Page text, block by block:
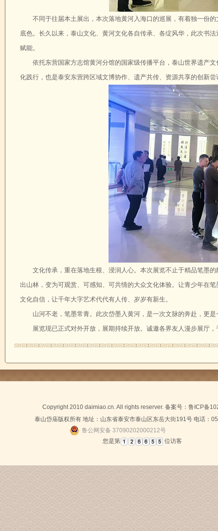
不同于往届本土展出，本次落地黄河入海口的巡展，有着独一份
底色。长久以来，泰山文化、黄河文化各自传承、各绽风华，此次书
赋能。
依托东营国家方志馆黄河分馆的国家级传播平台，泰山世界遗产
化践行，也是泰安东营跨区域文博协作、遗产共传、资源共享的创新
文化传承，重在落地生根、浸润人心。本次展览不止于精品笔墨
出山林，变为可观赏、可感知、可共情的大众文化体验。让青少年在
文化自信，让千年大字艺术代代有人传、岁岁有新生。
山河不老，笔墨常青。此次岱墨入黄河，是一次文脉的奔赴，更
展览现已正式对外开放，展期持续开放。诚邀各界友人漫步展厅
Copyright 2010 daimiao.cn. All rights reserver. 备案号： 鲁ICP备
泰山岱庙版权所有 地址：山东省泰安市泰山区东岳大街191号 电话：
鲁公网安备 37090202000212号
您是第
位访客